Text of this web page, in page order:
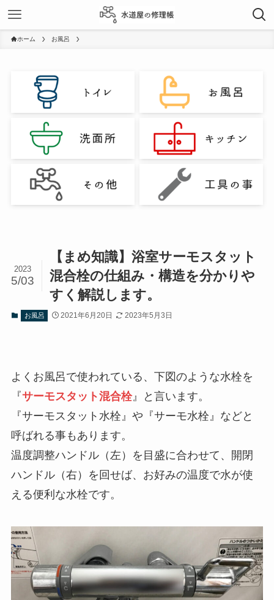
ホーム お風呂
【まめ知識】浴室サーモスタット
混合栓の仕組み・構造を分かりや
すく解説します。
2023
5/03
お風呂 2021年6月20日 2023年5月3日
よくお風呂で使われている、下図のような水栓を
『サーモスタット混合栓』と言います。
『サーモスタット水栓』や『サーモ水栓』などと
呼ばれる事もあります。
温度調整ハンドル（左）を目盛に合わせて、開閉
ハンドル（右）を回せば、お好みの温度で水が使
える便利な水栓です。